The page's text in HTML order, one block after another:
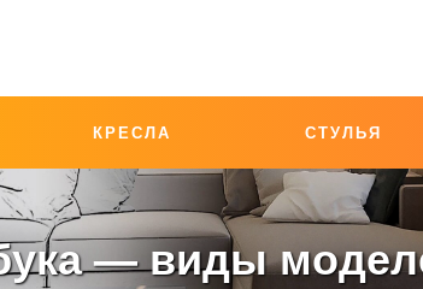
КРЕСЛА СТУЛЬЯ
— виды